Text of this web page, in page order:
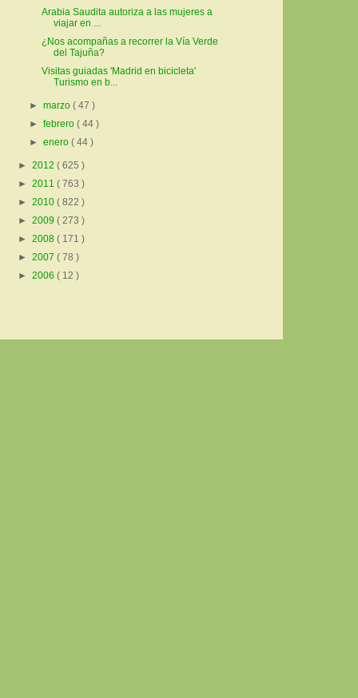
Arabia Saudita autoriza a las mujeres a
viajar en ...
¿Nos acompañas a recorrer la Vía Verde
del Tajuña?
Visitas guiadas 'Madrid en bicicleta'
Turismo en b...
►marzo( 47 )
►febrero( 44 )
►enero( 44 )
► 2012 ( 625 )
► 2011 ( 763 )
► 2010 ( 822 )
► 2009 ( 273 )
► 2008 ( 171 )
► 2007 ( 78 )
► 2006 ( 12 )